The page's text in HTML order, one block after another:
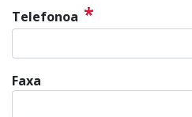
Telefonoa *
Faxa